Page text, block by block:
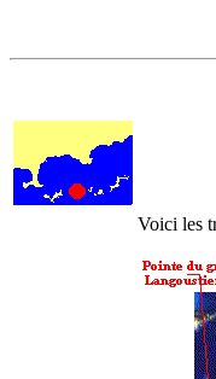
Voici les